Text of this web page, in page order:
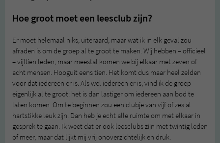
Hoe groot moet een leesclub zijn?
Er moet helemaal niks, uiteraard, maar wat ik in elk geval zou
afraden is om de groep al te groot te maken. Wij hebben – officieel
– vijftien leden, maar meestal komen we bij elkaar met zeven of
acht mensen. Hooguit eens tien. Het komt dus maar heel zelden
voor dat iedereen er is. Als wel iedereen er is, vind ik de groep
eigenlijk al te groot: het is dan lastiger om iedereen aan bod te
laten komen. Om te beginnen zou een clubje van vijf of zes al
hartstikke leuk zijn. Dan heb je echt alle ruimte om met elkaar in
gesprek te gaan. Ik weet dat er ook leesclubs zijn met twintig leden
of meer, maar dat lijkt mij vrij onoverzichtelijk en druk.